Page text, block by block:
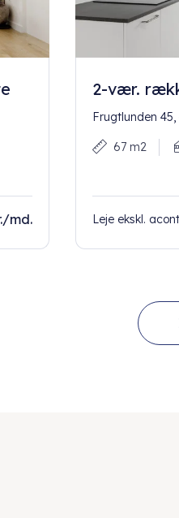
md.
2-vær.
Frugtlunden
67 m2
Leje ekskl.